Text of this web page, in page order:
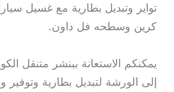
تواير وتبديل بطارية مع غسيل
كرين وسطحه فل داون.
يمكنكم الاستعانة ببنشر متنقل
إلى الورشة لتبديل بطارية